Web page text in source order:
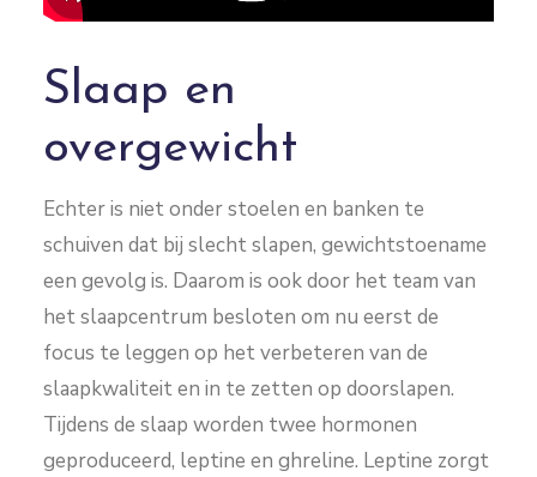
Slaap en
overgewicht
Echter is niet onder stoelen en banken te
schuiven dat bij slecht slapen, gewichtstoename
een gevolg is. Daarom is ook door het team van
het slaapcentrum besloten om nu eerst de
focus te leggen op het verbeteren van de
slaapkwaliteit en in te zetten op doorslapen.
Tijdens de slaap worden twee hormonen
geproduceerd, leptine en ghreline. Leptine zorgt